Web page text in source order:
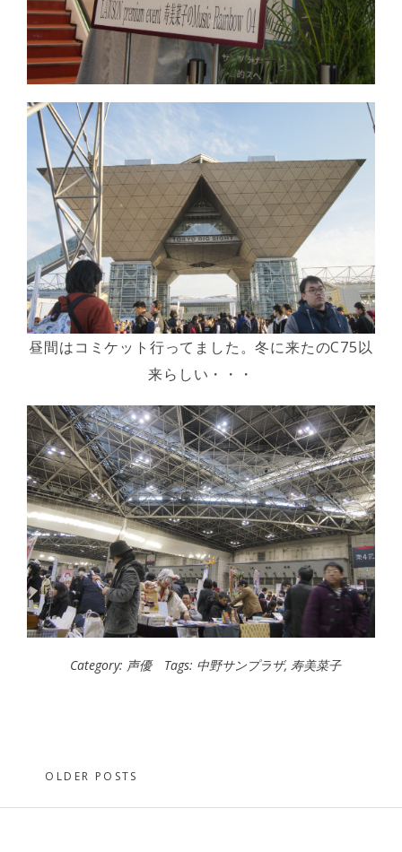
昼間はコミケット行ってました。冬に来たのC75以
来らしい・・・
Category: 声優 Tags: 中野サンプラザ, 寿美菜子
Posts
navigation
OLDER POSTS